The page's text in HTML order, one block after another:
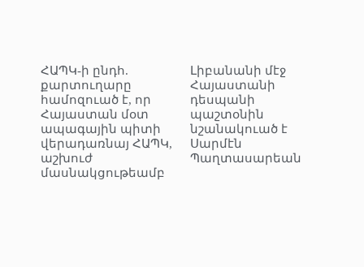
ՀԱՊԿ-ի ընդհ.
քարտուղարը
համոզուած է, որ
Հայաստան մօտ
ապագային պիտի
վերադառնայ ՀԱՊԿ,
աշխուժ
մասնակցութեամբ
Լիբանանի մէջ
Հայաստանի
դեսպանի
պաշտօնին
նշանակուած է
Սարմէն
Պաղտասարեան